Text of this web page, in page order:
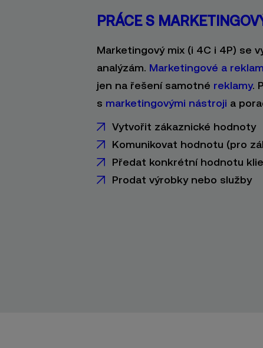
PRÁCE S
Marketingový mix (i 4C i 4P) se
analýzám. Marketingové a
jen na řešení samotné reklamy.
s marketingovými nástroji a
Vytvořit zákaznické hodnoty
Komunikovat hodnotu (pro
Předat konkrétní hodnotu
Prodat výrobky nebo služby